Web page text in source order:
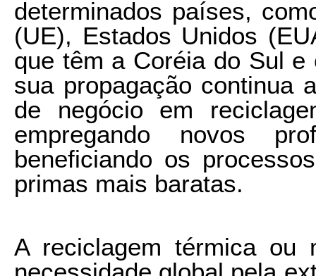
determinados países,
(UE), Estados Unidos
que têm a Coréia do Sul
sua propagação continua
de negócio em
empregando novos
beneficiando os
primas mais baratas.
A reciclagem térmica ou